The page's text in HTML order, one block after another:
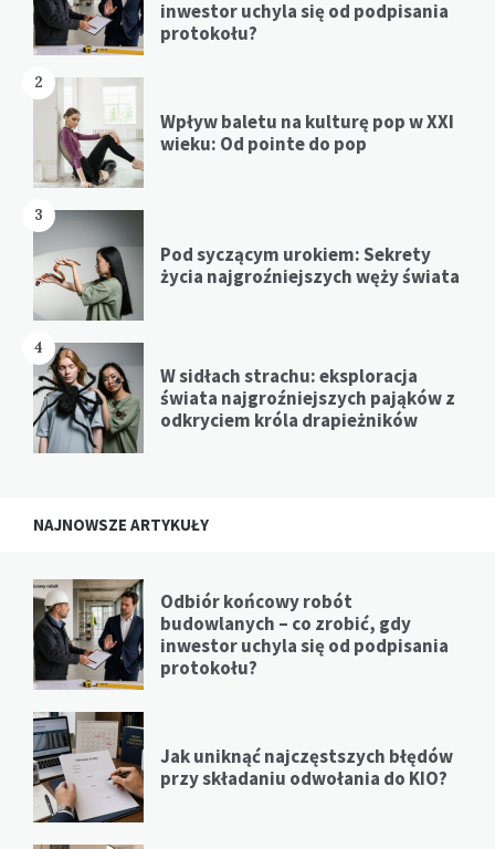
inwestor uchyla się od podpisania
protokołu?
2
Wpływ baletu na kulturę pop w XXI
wieku: Od pointe do pop
3
Pod syczącym urokiem: Sekrety
życia najgroźniejszych węży świata
4
W sidłach strachu: eksploracja
świata najgroźniejszych pająków z
odkryciem króla drapieżników
NAJNOWSZE ARTYKUŁY
Odbiór końcowy robót
budowlanych – co zrobić, gdy
inwestor uchyla się od podpisania
protokołu?
Jak uniknąć najczęstszych błędów
przy składaniu odwołania do KIO?